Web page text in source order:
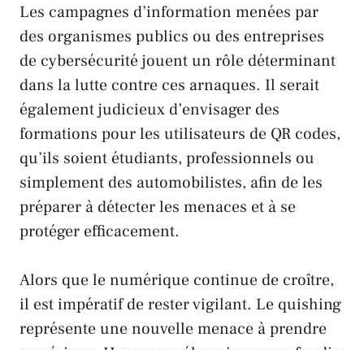
Les campagnes d’information menées par
des organismes publics ou des entreprises
de cybersécurité jouent un rôle déterminant
dans la lutte contre ces arnaques. Il serait
également judicieux d’envisager des
formations pour les utilisateurs de QR codes,
qu’ils soient étudiants, professionnels ou
simplement des automobilistes, afin de les
préparer à détecter les menaces et à se
protéger efficacement.
Alors que le numérique continue de croître,
il est impératif de rester vigilant. Le quishing
représente une nouvelle menace à prendre